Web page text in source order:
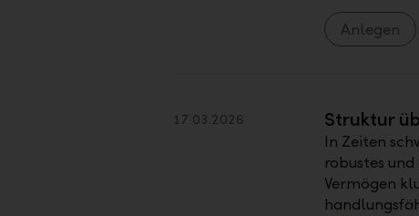
Anlegen
17.03.2026 Struktur
In Zeiten
robustes
Vermögen